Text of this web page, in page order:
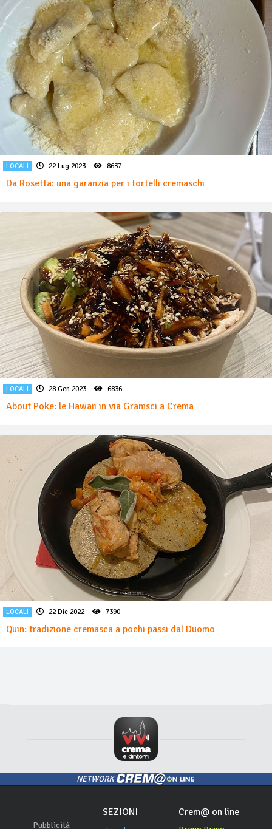
LOCALI 22 Lug 2023 8637
Da Rosetta: una garanzia per i tortelli cremaschi
LOCALI 28 Gen 2023 6836
About Poke: le Hawaii in via Gramsci a Crema
LOCALI 22 Dic 2022 7390
Quin: tradizione cremasca a pochi passi dal Duomo
NETWORK
Pubblicità
SEZIONI Crem@ on line